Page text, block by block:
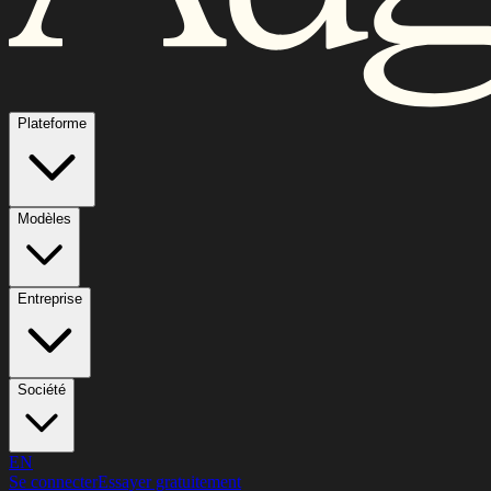
Plateforme
Modèles
Entreprise
Société
EN
Se connecterEssayer gratuitement